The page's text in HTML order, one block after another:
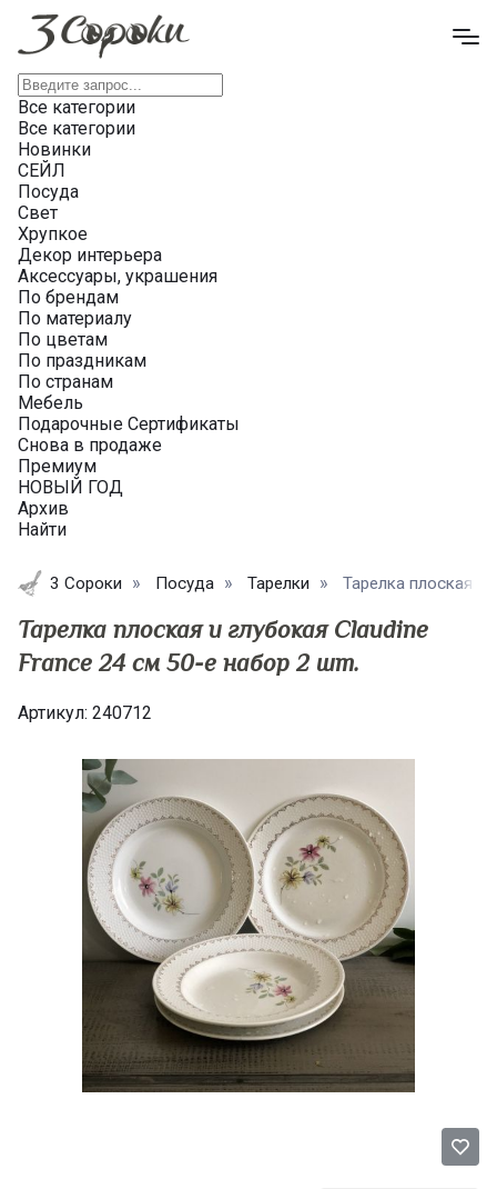
Все категории
Все категории
Новинки
СЕЙЛ
Посуда
Свет
Хрупкое
Декор интерьера
Аксессуары, украшения
По брендам
По материалу
По цветам
По праздникам
По странам
Мебель
Подарочные Сертификаты
Снова в продаже
Премиум
НОВЫЙ ГОД
Архив
Найти
3 Сороки Посуда Тарелки Тарелка плоская и
Тарелка плоская и глубокая Claudine
France 24 см 50-e набор 2 шт.
Артикул: 240712